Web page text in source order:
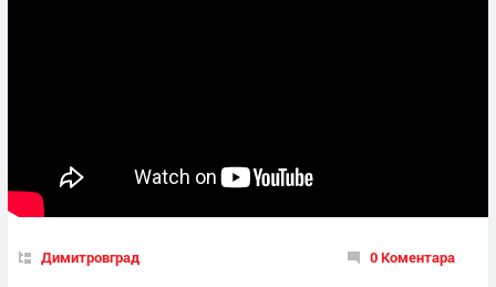
Димитровград 0 Коментара